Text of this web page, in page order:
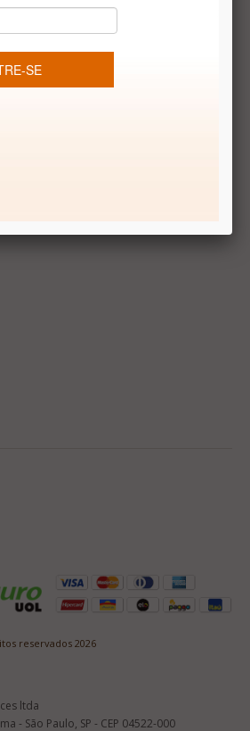
reservados 2026
ltda
- São Paulo, SP - CEP 04522-000